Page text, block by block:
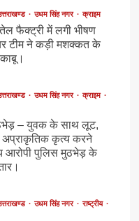
उधम सिंह नगर क्राइम
फैक्ट्री में लगी भीषण
टीम ने कड़ी मशक्कत के
काबू।
उधम सिंह नगर
क्राइम
– युवक के साथ लूट,
अप्राकृतिक कृत्य करने
आरोपी पुलिस मुठभेड़ के
उधम सिंह नगर
राष्ट्रीय